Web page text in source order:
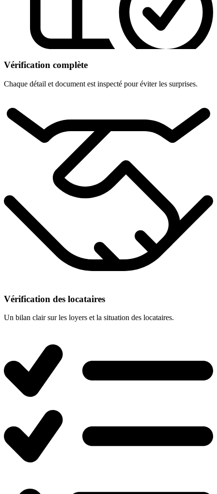
Vérification complète
Chaque détail et document est inspecté pour éviter les surprises.
Vérification des locataires
Un bilan clair sur les loyers et la situation des locataires.